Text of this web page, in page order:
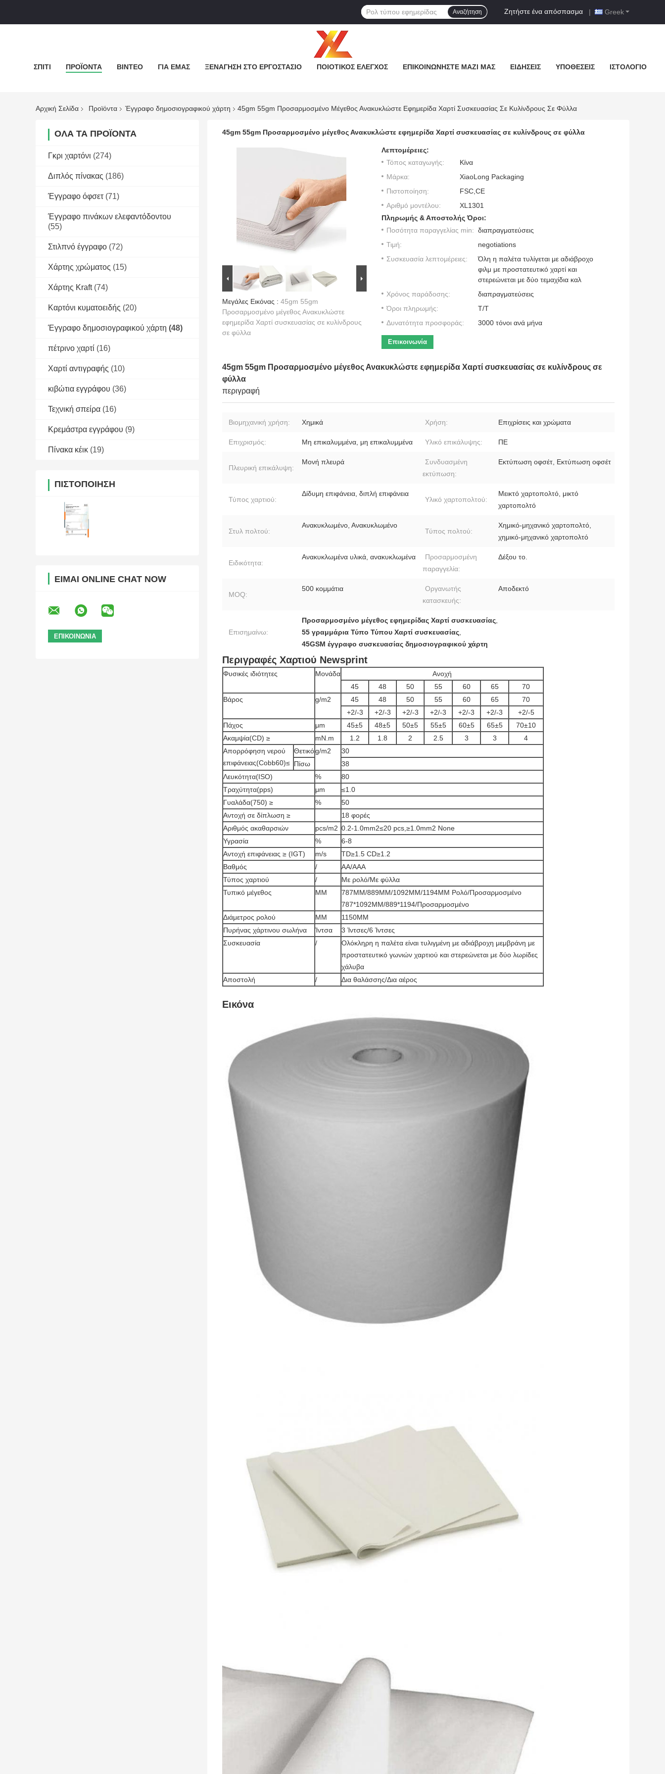
Greek
Ζητήστε ένα απόσπασμα |
Αναζήτηση
ΣΠΊΤΙ ΠΡΟΪΌΝΤΑ ΒΊΝΤΕΟ ΓΙΑ ΕΜΆΣ ΞΕΝΆΓΗΣΗ ΣΤΟ ΕΡΓΟΣΤΆΣΙΟ ΠΟΙΟΤΙΚΌΣ ΈΛΕΓΧΟΣ ΕΠΙΚΟΙΝΩΝΉΣΤΕ ΜΑΖΊ ΜΑΣ ΕΙΔΉΣΕΙΣ ΥΠΟΘΈΣΕΙΣ ΙΣΤΟΛΌΓΙΟ
Αρχική Σελίδα Προϊόντα Έγγραφο δημοσιογραφικού χάρτη 45gm 55gm Προσαρμοσμένο Μέγεθος Ανακυκλώστε Εφημερίδα Χαρτί Συσκευασίας Σε Κυλίνδρους Σε Φύλλα
ΌΛΑ ΤΑ ΠΡΟΪΌΝΤΑ
Γκρι χαρτόνι (274)
Διπλός πίνακας (186)
Έγγραφο όφσετ (71)
Έγγραφο πινάκων ελεφαντόδοντου
(55)
Στιλπνό έγγραφο (72)
Χάρτης χρώματος (15)
Χάρτης Kraft (74)
Καρτόνι κυματοειδής (20)
Έγγραφο δημοσιογραφικού χάρτη (48)
πέτρινο χαρτί (16)
Χαρτί αντιγραφής (10)
κιβώτια εγγράφου (36)
Τεχνική σπείρα (16)
Κρεμάστρα εγγράφου (9)
Πίνακα κέικ (19)
ΠΙΣΤΟΠΟΊΗΣΗ
ΕΊΜΑΙ ONLINE CHAT NOW
45gm 55gm Προσαρμοσμένο μέγεθος Ανακυκλώστε εφημερίδα Χαρτί συσκευασίας σε κυλίνδρους σε φύλλα
Μεγάλες Εικόνας : 45gm 55gm
Προσαρμοσμένο μέγεθος Ανακυκλώστε
εφημερίδα Χαρτί συσκευασίας σε κυλίνδρους
σε φύλλα
Λεπτομέρειες:
Τόπος καταγωγής:
Κίνα
Μάρκα:
XiaoLong Packaging
Πιστοποίηση:
FSC,CE
Αριθμό μοντέλου:
XL1301
Πληρωμής & Αποστολής Όροι:
Ποσότητα παραγγελίας min: διαπραγματεύσεις
Τιμή:
negotiations
Συσκευασία λεπτομέρειες:
Όλη η παλέτα τυλίγεται με αδιάβροχο
φιλμ με προστατευτικό χαρτί και
στερεώνεται με δύο τεμαχίδια καλ
Χρόνος παράδοσης:
διαπραγματεύσεις
Όροι πληρωμής:
Τ/Τ
Δυνατότητα προσφοράς:
3000 τόνοι ανά μήνα
Επικοινωνία
45gm 55gm Προσαρμοσμένο μέγεθος Ανακυκλώστε εφημερίδα Χαρτί συσκευασίας σε κυλίνδρους σε
φύλλα
περιγραφή
Βιομηχανική χρήση: Χημικά Χρήση: Επιχρίσεις και χρώματα
Επιχρισμός: Μη επικαλυμμένα, μη επικαλυμμένα Υλικό επικάλυψης: ΠΕ
Πλευρική επικάλυψη:
Μονή πλευρά
Συνδυασμένη
εκτύπωση:
Εκτύπωση οφσέτ, Εκτύπωση οφσέτ
Τύπος χαρτιού:
Δίδυμη επιφάνεια, διπλή επιφάνεια
Υλικό χαρτοπολτού:
Μεικτό χαρτοπολτό, μικτό
χαρτοπολτό
Στυλ πολτού:
Ανακυκλωμένο, Ανακυκλωμένο
Τύπος πολτού:
Χημικό-μηχανικό χαρτοπολτό,
χημικό-μηχανικό χαρτοπολτό
Ειδικότητα:
Ανακυκλωμένα υλικά, ανακυκλωμένα
Προσαρμοσμένη
παραγγελία:
Δέξου το.
MOQ:
500 κομμάτια
Οργανωτής
κατασκευής:
Αποδεκτό
Επισημαίνω:
Προσαρμοσμένο μέγεθος εφημερίδας Χαρτί συσκευασίας,
55 γραμμάρια Τύπο Τύπου Χαρτί συσκευασίας,
45GSM έγγραφο συσκευασίας δημοσιογραφικού χάρτη
Περιγραφές Χαρτιού Newsprint
Φυσικές ιδιότητες Μονάδα
Ανοχή
45
48 50 55 60 65
70
Βάρος
g/m2 45 48 50 55 60 65
70
+2/-3
+2/-3 +2/-3 +2/-3 +2/-3 +2/-3
+2/-5
Πάχος
μm 45±5 48±5 50±5 55±5 60±5 65±5
70±10
Ακαμψία(CD) ≥
mN.m 1.2 1.8 2 2.5 3 3
4
Απορρόφηση νερού
επιφάνειας(Cobb60)≤
Θετικόg/m2
30
Πίσω
38
Λευκότητα(ISO)
%
80
Τραχύτητα(pps)
μm
≤1.0
Γυαλάδα(750) ≥
%
50
Αντοχή σε δίπλωση ≥
18 φορές
Αριθμός ακαθαρσιών
pcs/m2 0.2-1.0mm2≤20 pcs,≥1.0mm2 None
Υγρασία
%
6-8
Αντοχή επιφάνειας ≥ (IGT)
m/s
TD≥1.5 CD≥1.2
Βαθμός
/
AA/AAA
Τύπος χαρτιού
/
Με ρολό/Με φύλλα
Τυπικό μέγεθος
MM
787MM/889MM/1092MM/1194MM Ρολό/Προσαρμοσμένο
787*1092MM/889*1194/Προσαρμοσμένο
Διάμετρος ρολού
MM
1150MM
Πυρήνας χάρτινου σωλήνα
Ίντσα
3 Ίντσες/6 Ίντσες
Συσκευασία
/
Ολόκληρη η παλέτα είναι τυλιγμένη με αδιάβροχη μεμβράνη με
προστατευτικό γωνιών χαρτιού και στερεώνεται με δύο λωρίδες
χάλυβα
Αποστολή
/ Δια θαλάσσης/Δια αέρος
Εικόνα